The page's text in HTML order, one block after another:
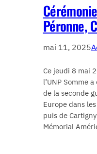
Péronne,
mai 11, 2025
Ce jeudi 8 mai
l’UNP Somme
de la seconde
Europe dans
puis de
Mémorial